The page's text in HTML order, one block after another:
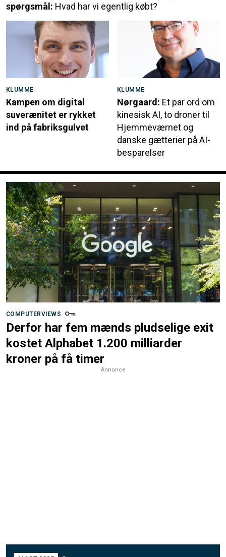
spørgsmål: Hvad har vi egentlig købt?
KLUMME
Kampen om digital
suverænitet er rykket
ind på fabriksgulvet
KLUMME
Nørgaard: Et par ord om
kinesisk AI, to droner til
Hjemmeværnet og
danske gætterier på AI-
besparelser
COMPUTERVIEWS
Derfor har fem mænds pludselige exit
kostet Alphabet 1.200 milliarder
kroner på få timer
Annonce